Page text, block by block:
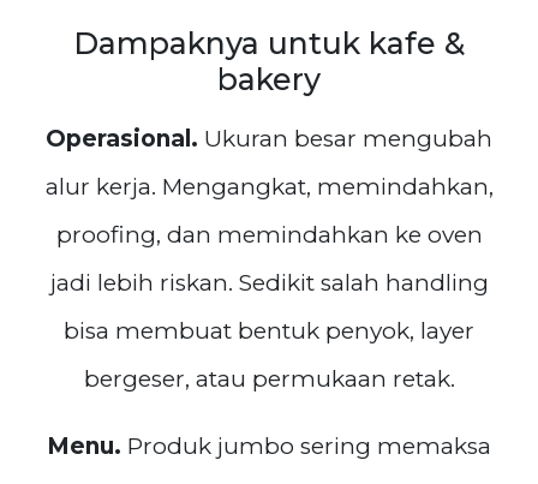
Dampaknya untuk kafe &
bakery
Operasional. Ukuran besar mengubah
alur kerja. Mengangkat, memindahkan,
proofing, dan memindahkan ke oven
jadi lebih riskan. Sedikit salah handling
bisa membuat bentuk penyok, layer
bergeser, atau permukaan retak.
Menu. Produk jumbo sering memaksa